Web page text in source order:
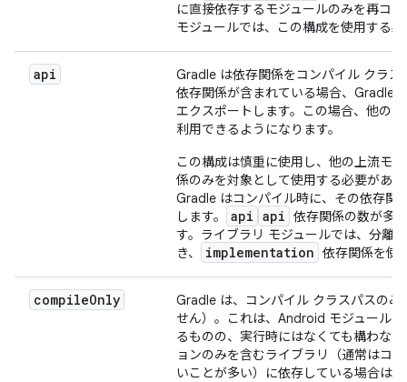
に直接依存するモジュールのみを再コ
モジュールでは、この構成を使用する
api
Gradle は依存関係をコンパイル クラ
依存関係が含まれている場合、Gradle
エクスポートします。この場合、他の
利用できるようになります。
この構成は慎重に使用し、他の上流モ
係のみを対象として使用する必要があ
Gradle はコンパイル時に、その依存関
します。
api api 依存関係の数が多
す。ライブラリ モジュールでは、分離
き、
implementation 依存関係を使
compileOnly
Gradle は、コンパイル クラスパスの
せん）。これは、Android モジュール
るものの、実行時にはなくても構わな
ョンのみを含むライブラリ（通常はコ
いことが多い）に依存している場合は